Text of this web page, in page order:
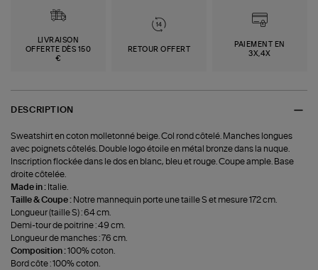
LIVRAISON
OFFERTE DÈS 150
€
RETOUR OFFERT
PAIEMENT EN
3X,4X
DESCRIPTION
Sweatshirt en coton molletonné beige. Col rond côtelé. Manches longues
avec poignets côtelés. Double logo étoile en métal bronze dans la nuque.
Inscription flockée dans le dos en blanc, bleu et rouge. Coupe ample. Base
droite côtelée.
Made in : Italie.
Taille & Coupe : Notre mannequin porte une taille S et mesure 172 cm.
Longueur (taille S) : 64 cm.
Demi-tour de poitrine : 49 cm.
Longueur de manches : 76 cm.
Composition :100% coton.
Bord côte : 100% coton.